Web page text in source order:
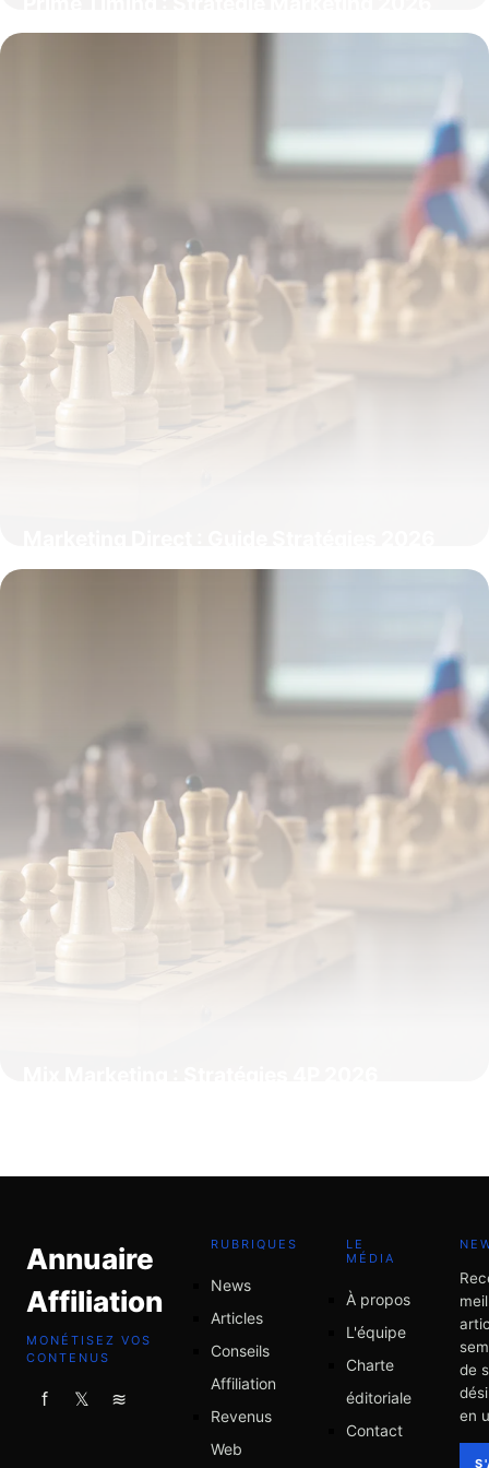
Annuaire
Affiliation
MONÉTISEZ VOS
CONTENUS
f 𝕏 ≋
RUBRIQUES
News
Articles
Conseils
Affiliation
Revenus
Web
LE
MÉDIA
À propos
L'équipe
Charte
éditoriale
Contact
de
en